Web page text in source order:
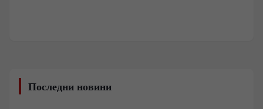
Последни новини